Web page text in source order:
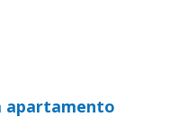
apartamento